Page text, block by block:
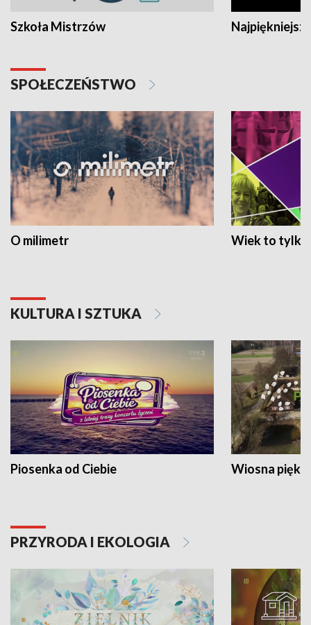
Szkoła Mistrzów
SPOŁECZEŃSTWO
O milimetr Wiek to tylko
KULTURA I SZTUKA
Piosenka od Ciebie Wiosna
PRZYRODA I EKOLOGIA